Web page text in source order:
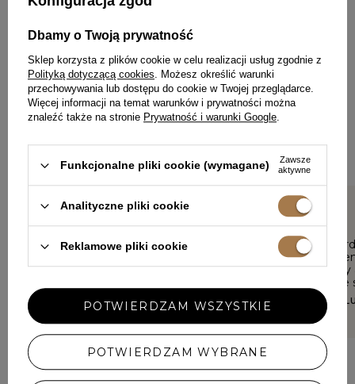
PODZIEL SIĘ SWOJĄ OPINIĄ
Z INNYMI
Każda opinia pomaga innym klientkom w wyborze.
się każdy detal.
5/5
Super jakościowy produkt,
piękne opakowanie i szybka
dostawa.
MACIEJ, POZNAŃ
5/5
Piekny
ladna
dość gruby
DOMINIKA,
Dbamy o Twoją prywatność
Sklep korzysta z plików cookie w celu realizacji usług zgodnie z
Polityką dotyczącą cookies. Możesz określić warunki
przechowywania lub dostępu do cookie w Twojej przeglądarce.
Więcej informacji na temat warunków i prywatności można
znaleźć także na stronie Prywatność i warunki Google.
Funkcjonalne pliki cookie (wymagane)
Zawsze
aktywne
Analityczne pliki cookie
Reklamowe pliki cookie
POTWIERDZAM WYBRANE
POTWIERDZAM WSZYSTKIE